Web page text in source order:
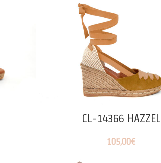
CL-14366 HAZZEL
105,00€